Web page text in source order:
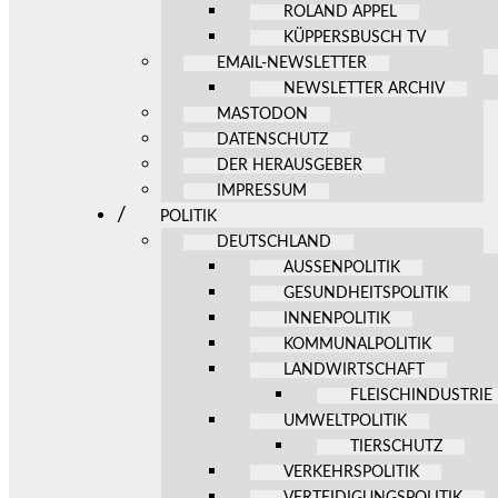
ROLAND APPEL
KÜPPERSBUSCH TV
EMAIL-NEWSLETTER
NEWSLETTER ARCHIV
MASTODON
DATENSCHUTZ
DER HERAUSGEBER
IMPRESSUM
POLITIK
DEUTSCHLAND
AUSSENPOLITIK
GESUNDHEITSPOLITIK
INNENPOLITIK
KOMMUNALPOLITIK
LANDWIRTSCHAFT
FLEISCHINDUSTRIE
UMWELTPOLITIK
TIERSCHUTZ
VERKEHRSPOLITIK